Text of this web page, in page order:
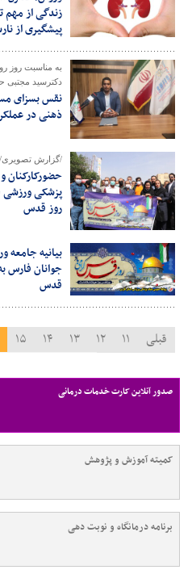
زندگی از مهم
پیشگیری از
به مناسبت روز
دکترسید مجتبی
نقس بسزای
ذهنی در
/گزارش تصویری/
حضورکارکنان
پزشکی ورزشی
روز قدس
بیانیه جامعه
جوانان فارس
قدس
قبلی ۱۱ ۱۲ ۱۳ ۱۴ ۱۵
صدور آنلاین کارت خدمات درمانی
کمیته آموزش و پژوهش
برنامه درمانگاه و نوبت دهی